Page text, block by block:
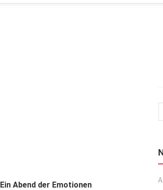
Ein Abend der Emotionen